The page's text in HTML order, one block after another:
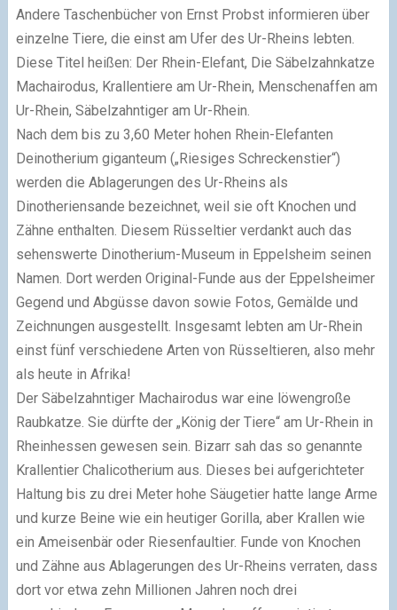
Andere Taschenbücher von Ernst Probst informieren über
einzelne Tiere, die einst am Ufer des Ur-Rheins lebten.
Diese Titel heißen: Der Rhein-Elefant, Die Säbelzahnkatze
Machairodus, Krallentiere am Ur-Rhein, Menschenaffen am
Ur-Rhein, Säbelzahntiger am Ur-Rhein.
Nach dem bis zu 3,60 Meter hohen Rhein-Elefanten
Deinotherium giganteum („Riesiges Schreckenstier“)
werden die Ablagerungen des Ur-Rheins als
Dinotheriensande bezeichnet, weil sie oft Knochen und
Zähne enthalten. Diesem Rüsseltier verdankt auch das
sehenswerte Dinotherium-Museum in Eppelsheim seinen
Namen. Dort werden Original-Funde aus der Eppelsheimer
Gegend und Abgüsse davon sowie Fotos, Gemälde und
Zeichnungen ausgestellt. Insgesamt lebten am Ur-Rhein
einst fünf verschiedene Arten von Rüsseltieren, also mehr
als heute in Afrika!
Der Säbelzahntiger Machairodus war eine löwengroße
Raubkatze. Sie dürfte der „König der Tiere“ am Ur-Rhein in
Rheinhessen gewesen sein. Bizarr sah das so genannte
Krallentier Chalicotherium aus. Dieses bei aufgerichteter
Haltung bis zu drei Meter hohe Säugetier hatte lange Arme
und kurze Beine wie ein heutiger Gorilla, aber Krallen wie
ein Ameisenbär oder Riesenfaultier. Funde von Knochen
und Zähne aus Ablagerungen des Ur-Rheins verraten, dass
dort vor etwa zehn Millionen Jahren noch drei